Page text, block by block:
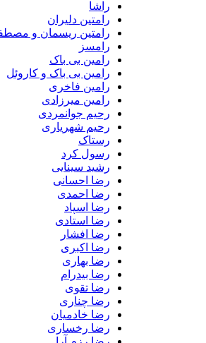
رامتین دلیران
رامتین ریسمان و مصطفی باقری
رامین بی باک
رامین بی باک و کاروئل
رامین فاخری
رامین میرزادی
رحیم جوانمردی
رحیم شهریاری
رستاک
رسول کرد
رشید سینایی
رضا احسانی
رضا احمدی
رضا اسپاد
رضا استادی
رضا افشار
رضا اکبری
رضا بهاری
رضا بیدرام
رضا تقوی
رضا چناری
رضا خادمیان
رضا رخساری